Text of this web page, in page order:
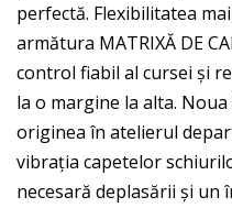
perfectă. Flexibilitatea mai
armătura MATRIXĂ DE
control fiabil al cursei și
la o margine la alta.
originea în atelierul
vibrația capetelor
necesară deplasării și un